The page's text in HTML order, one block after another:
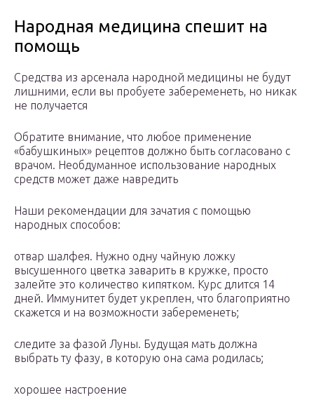
Народная медицина спешит на
помощь
Средства из арсенала народной медицины не будут
лишними, если вы пробуете забеременеть, но никак
не получается
Обратите внимание, что любое применение
«бабушкиных» рецептов должно быть согласовано с
врачом. Необдуманное использование народных
средств может даже навредить
Наши рекомендации для зачатия с помощью
народных способов:
отвар шалфея. Нужно одну чайную ложку
высушенного цветка заварить в кружке, просто
залейте это количество кипятком. Курс длится 14
дней. Иммунитет будет укреплен, что благоприятно
скажется и на возможности забеременеть;
следите за фазой Луны. Будущая мать должна
выбрать ту фазу, в которую она сама родилась;
хорошее настроение